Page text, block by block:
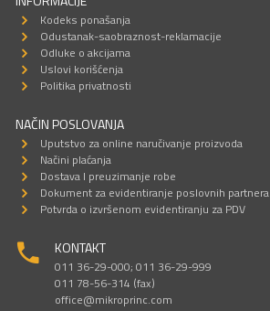
Kodeks ponašanja
Odustanak-saobraznost-reklamacije
Odluke o akcijama
Uslovi korišćenja
Politika privatnosti
NAČIN POSLOVANJA
Uputstvo za online naručivanje proizvoda
Načini plaćanja
Dostava I preuzimanje robe
Dokument za evidentiranje poslovnih partnera
Potvrda o izvršenom evidentiranju za PDV
KONTAKT
011 36-29-000; 011 36-29-999
011 78-56-314 (fax)
office@mikroprinc.com